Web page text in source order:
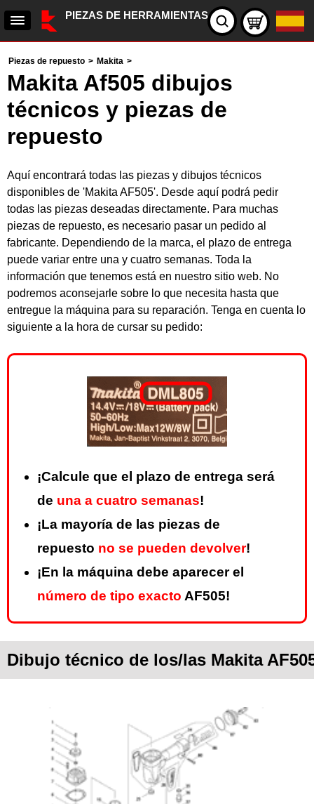
PIEZAS DE HERRAMIENTAS
Piezas de repuesto > Makita >
Makita Af505 dibujos
técnicos y piezas de
repuesto
Aquí encontrará todas las piezas y dibujos técnicos
disponibles de 'Makita AF505'. Desde aquí podrá pedir
todas las piezas deseadas directamente. Para muchas
piezas de repuesto, es necesario pasar un pedido al
fabricante. Dependiendo de la marca, el plazo de entrega
puede variar entre una y cuatro semanas. Toda la
información que tenemos está en nuestro sitio web. No
podremos aconsejarle sobre lo que necesita hasta que
entregue la máquina para su reparación. Tenga en cuenta lo
siguiente a la hora de cursar su pedido:
¡Calcule que el plazo de entrega será
de una a cuatro semanas!
¡La mayoría de las piezas de
repuesto no se pueden devolver!
¡En la máquina debe aparecer el
número de tipo exacto AF505!
Dibujo técnico de los/las Makita